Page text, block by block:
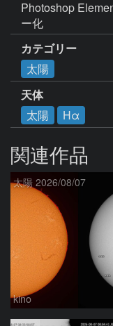
Photoshop
ー化
カテゴリー
太陽
天体
太陽
Hα
関連作品
太陽 2026/08/07
kino